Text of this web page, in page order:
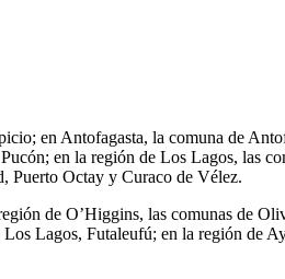
en Antofagasta, la comuna de
en la región de Los Lagos, las
Puerto Octay y Curaco de Vélez.
de O’Higgins, las comunas de
Lagos, Futaleufú; en la región de